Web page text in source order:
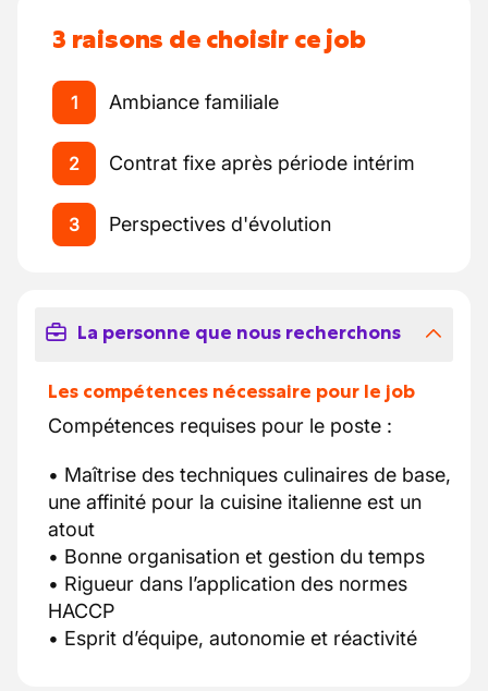
3 raisons de choisir ce job
1 Ambiance familiale
2 Contrat fixe après période intérim
3 Perspectives d'évolution
La personne que nous recherchons
Les compétences nécessaire pour le job
Compétences requises pour le poste :
• Maîtrise des techniques culinaires de base,
une affinité pour la cuisine italienne est un
atout
• Bonne organisation et gestion du temps
• Rigueur dans l’application des normes
HACCP
• Esprit d’équipe, autonomie et réactivité